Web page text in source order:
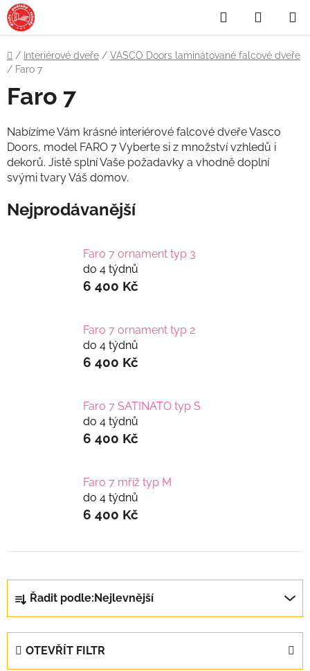
Přejít
na
obsah
Hledat
KOŠÍK
Domů
/ Interiérové dveře / VASCO Doors laminátované falcové dveře
/ Faro 7
Faro 7
Nabízíme Vám krásné interiérové falcové dveře Vasco
Doors, model FARO 7 Vyberte si z množství vzhledů i
dekorů. Jistě splní Vaše požadavky a vhodně doplní
svými tvary Váš domov.
Nejprodávanější
Faro 7 ornament typ 3
do 4 týdnů
6 400 Kč
Faro 7 ornament typ 2
do 4 týdnů
6 400 Kč
Faro 7 SATINATO typ S
do 4 týdnů
6 400 Kč
Faro 7 mříž typ M
do 4 týdnů
6 400 Kč
a
z
n
Řadit podle: Nejlevnější
OTEVŘÍT FILTR